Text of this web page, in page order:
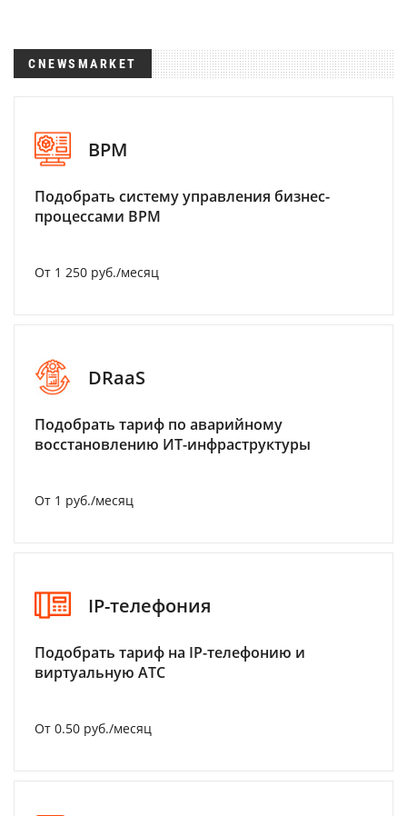
CNEWSMARKET
BPM
Подобрать систему управления бизнес-
процессами BPM
От 1 250 руб./месяц
DRaaS
Подобрать тариф по аварийному
восстановлению ИТ-инфраструктуры
От 1 руб./месяц
IP-телефония
Подобрать тариф на IP-телефонию и
виртуальную АТС
От 0.50 руб./месяц